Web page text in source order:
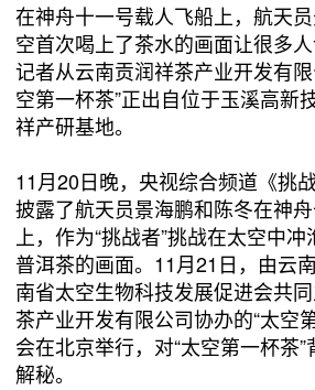
在神舟十一号载人飞船上，航天
空首次喝上了茶水的画面让很多人
记者从云南贡润祥茶产业开发有
空第一杯茶”正出自位于玉溪高新
祥产研基地。
11月20日晚，央视综合频道《挑
披露了航天员景海鹏和陈冬在神
上，作为“挑战者”挑战在太空中
普洱茶的画面。11月21日，由云
南省太空生物科技发展促进会共
茶产业开发有限公司协办的“太空
会在北京举行，对“太空第一杯茶
解秘。